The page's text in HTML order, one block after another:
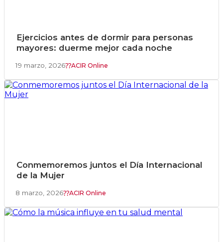
Ejercicios antes de dormir para personas
mayores: duerme mejor cada noche
19 marzo, 2026 ACIR Online
Conmemoremos juntos el Día Internacional
de la Mujer
8 marzo, 2026 ACIR Online